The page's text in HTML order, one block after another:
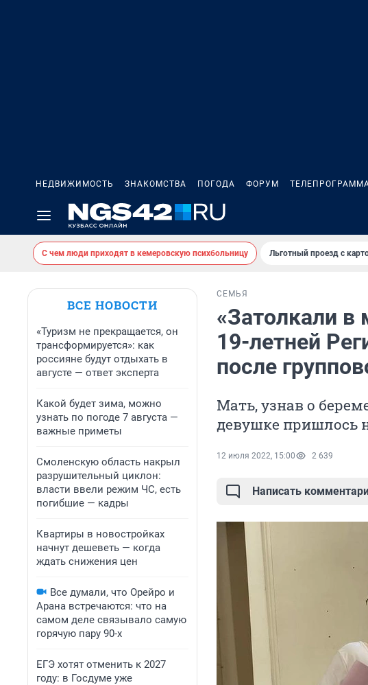
НЕДВИЖИМОСТЬ ЗНАКОМСТВА ПОГОДА ФОРУМ
С чем люди приходят в кемеровскую психбольницу Льготный проезд с
ВСЕ НОВОСТИ
«Туризм не прекращается, он
трансформируется»: как
россияне будут отдыхать в
августе — ответ эксперта
Какой будет зима, можно
узнать по погоде 7 августа —
важные приметы
Смоленскую область накрыл
разрушительный циклон:
власти ввели режим ЧС, есть
погибшие — кадры
Квартиры в новостройках
начнут дешеветь — когда
ждать снижения цен
Все думали, что Орейро и
Арана встречаются: что на
самом деле связывало самую
горячую пару 90-х
ЕГЭ хотят отменить к 2027
году: в Госдуме уже
СЕМЬЯ
«Затолкали в
19-летней
после
Мать, узнав о
девушке пришлось
12 июля 2022, 15:00 2 639
Написать